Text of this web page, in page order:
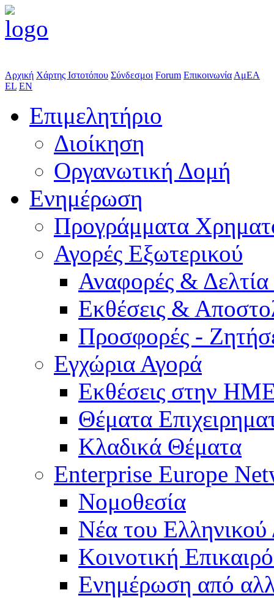
Αρχική Χάρτης Ιστοτόπου Σύνδεσμοι Forum Επικοινωνία ΑμΕΑ
EL EN
Επιμελητήριο
Διοίκηση
Οργανωτική Δομή
Ενημέρωση
Προγράμματα
Αγορές Εξωτερικού
Αναφορές &
Εκθέσεις &
Προσφορές -
Εγχώρια Αγορά
Εκθέσεις στην
Θέματα
Κλαδικά Θέματα
Enterprise Europe
Νομοθεσία
Νέα του Ελληνικού
Κοινοτική
Ενημέρωση από